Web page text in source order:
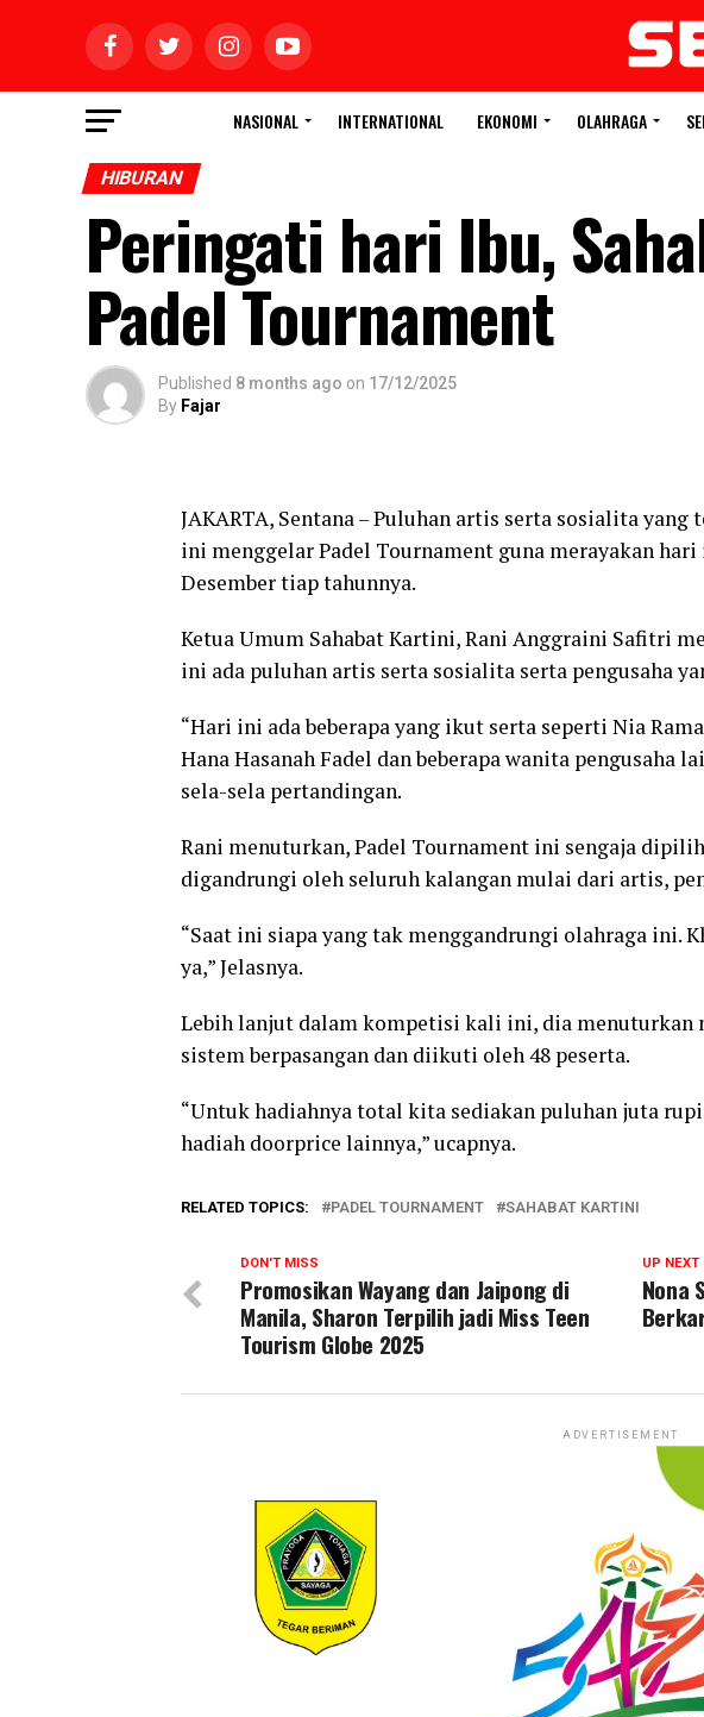
NASIONAL INTERNATIONAL EKONOMI OLAHRAGA
HIBURAN
Peringati hari Ibu,
Padel Tournament
Published 8 months ago on 17/12/2025
By Fajar
JAKARTA, Sentana – Puluhan artis serta sosialita
ini menggelar Padel Tournament guna merayakan
Desember tiap tahunnya.
Ketua Umum Sahabat Kartini, Rani Anggraini Safitri
ini ada puluhan artis serta sosialita serta pengusaha
“Hari ini ada beberapa yang ikut serta seperti Nia
Hana Hasanah Fadel dan beberapa wanita pengusaha
sela-sela pertandingan.
Rani menuturkan, Padel Tournament ini sengaja
digandrungi oleh seluruh kalangan mulai dari artis,
“Saat ini siapa yang tak menggandrungi olahraga ini.
ya,” Jelasnya.
Lebih lanjut dalam kompetisi kali ini, dia menuturkan
sistem berpasangan dan diikuti oleh 48 peserta.
“Untuk hadiahnya total kita sediakan puluhan juta
hadiah doorprice lainnya,” ucapnya.
RELATED TOPICS: PADEL TOURNAMENT SAHABAT KARTINI
UP NEXT
Nona
DON'T MISS
Promosikan Wayang dan Jaipong di
Manila, Sharon Terpilih jadi Miss Teen
Tourism Globe 2025
ADVERTISEMENT